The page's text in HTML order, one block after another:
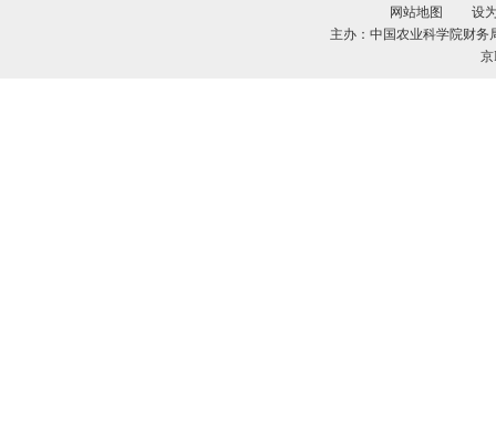
网站地图
设
主办：中国农业科学院财
京